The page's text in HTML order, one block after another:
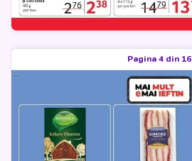
Pagina 4 din 16